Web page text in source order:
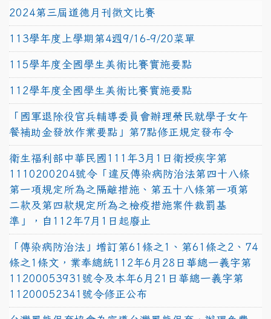
2024第三屆道德月刊徵文比賽
113學年度上學期第4週9/16-9/20菜單
115學年度全國學生美術比賽實施要點
112學年度全國學生美術比賽實施要點
「國軍退除役官兵輔導委員會辦理榮民就學子女午
餐補助金發放作業要點」第7點修正規定發布令
衛生福利部中華民國111年3月1日衛授疾字第
1110200204號令「違反傳染病防治法第四十八條
第一項規定所為之隔離措施、第五十八條第一項第
二款及第四款規定所為之檢疫措施案件裁罰基
準」，自112年7月1日起廢止
「傳染病防治法」增訂第61條之1、第61條之2、74
條之1條文，業奉總統112年6月28日華總一義字第
11200053931號令及本年6月21日華總一義字第
11200052341號令修正公布